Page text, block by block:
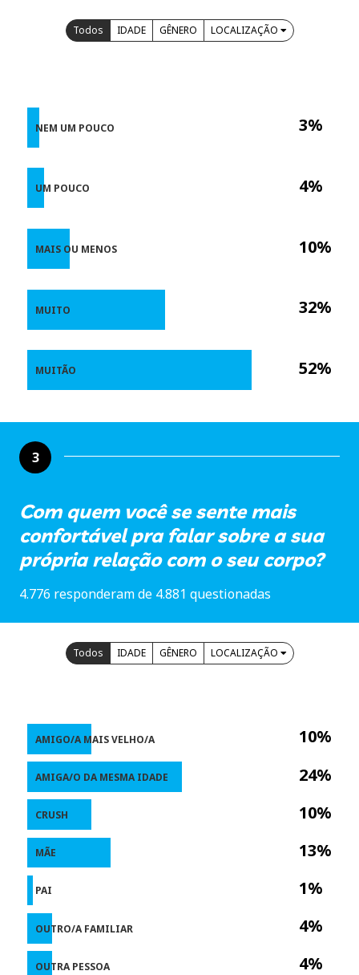
Todos IDADE GÊNERO LOCALIZAÇÃO
3%
4%
10%
32%
52%
NEM UM POUCO
UM POUCO
MAIS OU MENOS
MUITO
MUITÃO
3
Com quem você se sente mais
confortável pra falar sobre a sua
própria relação com o seu corpo?
4.776 responderam de 4.881 questionadas
Todos IDADE GÊNERO LOCALIZAÇÃO
10%
24%
10%
13%
1%
4%
4%
AMIGO/A MAIS VELHO/A
AMIGA/O DA MESMA IDADE
CRUSH
MÃE
PAI
OUTRO/A FAMILIAR
OUTRA PESSOA